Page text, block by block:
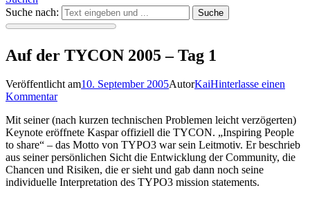
Suche nach:
Auf der TYCON 2005 – Tag 1
Veröffentlicht am10. September 2005AutorKaiHinterlasse einen
Kommentar
Mit seiner (nach kurzen technischen Problemen leicht verzögerten)
Keynote eröffnete Kaspar offiziell die TYCON. „Inspiring People
to share“ – das Motto von TYPO3 war sein Leitmotiv. Er beschrieb
aus seiner persönlichen Sicht die Entwicklung der Community, die
Chancen und Risiken, die er sieht und gab dann noch seine
individuelle Interpretation des TYPO3 mission statements.